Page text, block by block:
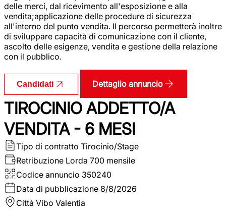
delle merci, dal ricevimento all'esposizione e alla
vendita;applicazione delle procedure di sicurezza
all'interno del punto vendita. Il percorso permetterà inoltre
di sviluppare capacità di comunicazione con il cliente,
ascolto delle esigenze, vendita e gestione della relazione
con il pubblico.
Candidati Dettaglio annuncio
TIROCINIO ADDETTO/A
VENDITA - 6 MESI
Tipo di contratto Tirocinio/Stage
Retribuzione Lorda 700 mensile
Codice annuncio 350240
Data di pubblicazione 8/8/2026
Città Vibo Valentia